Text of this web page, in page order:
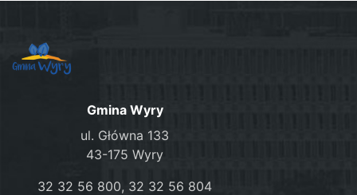
Gmina Wyry
ul. Główna 133
43-175 Wyry
32 32 56 800, 32 32 56 804